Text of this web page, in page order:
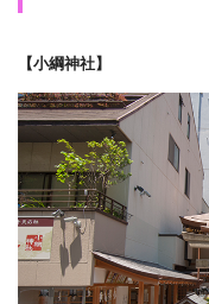
【小綱神社】